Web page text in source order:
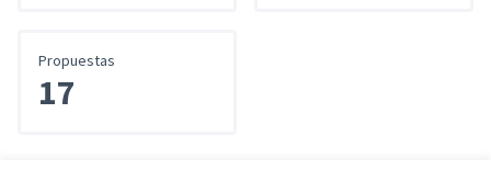
Propuestas
17